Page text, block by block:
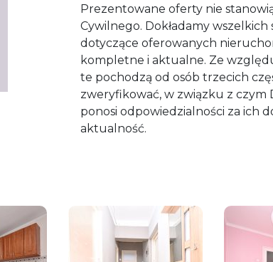
Prezentowane oferty nie
Cywilnego. Dokładamy
dotyczące oferowanych
kompletne i aktualne. Ze
te pochodzą od osób trzecich
zweryfikować, w związku z czym
ponosi odpowiedzialności za ich
aktualność.